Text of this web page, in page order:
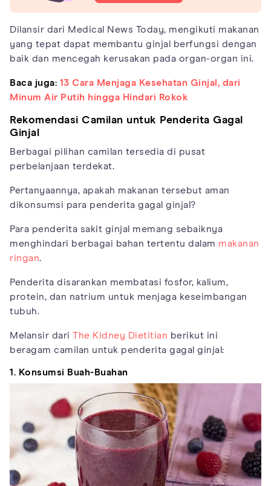
Dilansir dari Medical News Today, mengikuti makanan
yang tepat dapat membantu ginjal berfungsi dengan
baik dan mencegah kerusakan pada organ-organ ini.
Baca juga: 13 Cara Menjaga Kesehatan Ginjal, dari
Minum Air Putih hingga Hindari Rokok
Rekomendasi Camilan untuk Penderita Gagal
Ginjal
Berbagai pilihan camilan tersedia di pusat
perbelanjaan terdekat.
Pertanyaannya, apakah makanan tersebut aman
dikonsumsi para penderita gagal ginjal?
Para penderita sakit ginjal memang sebaiknya
menghindari berbagai bahan tertentu dalam makanan
ringan.
Penderita disarankan membatasi fosfor, kalium,
protein, dan natrium untuk menjaga keseimbangan
tubuh.
Melansir dari The Kidney Dietitian berikut ini
beragam camilan untuk penderita gagal ginjal:
1. Konsumsi Buah-Buahan